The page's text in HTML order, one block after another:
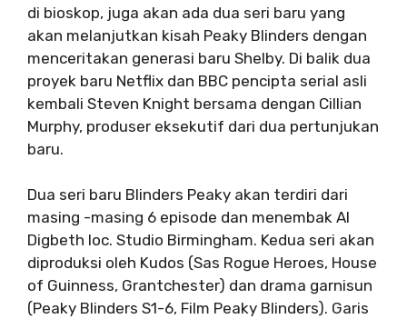
di bioskop, juga akan ada dua seri baru yang
akan melanjutkan kisah Peaky Blinders dengan
menceritakan generasi baru Shelby. Di balik dua
proyek baru Netflix dan BBC pencipta serial asli
kembali Steven Knight bersama dengan Cillian
Murphy, produser eksekutif dari dua pertunjukan
baru.
Dua seri baru Blinders Peaky akan terdiri dari
masing -masing 6 episode dan menembak AI
Digbeth loc. Studio Birmingham. Kedua seri akan
diproduksi oleh Kudos (Sas Rogue Heroes, House
of Guinness, Grantchester) dan drama garnisun
(Peaky Blinders S1-6, Film Peaky Blinders). Garis